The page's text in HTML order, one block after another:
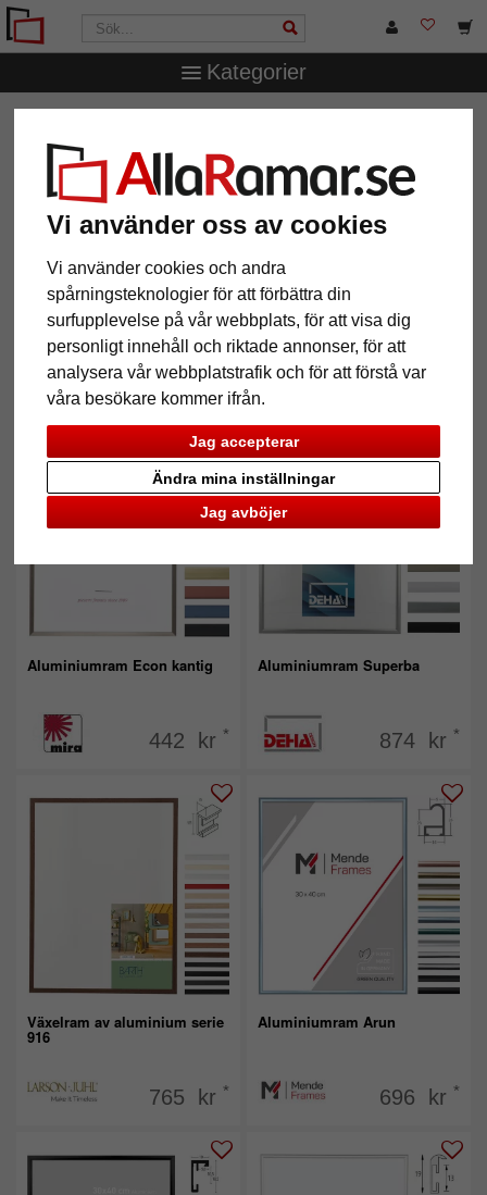
Vi använder oss av cookies
Vi använder cookies och andra
spårningsteknologier för att förbättra din
surfupplevelse på vår webbplats, för att visa dig
personligt innehåll och riktade annonser, för att
analysera vår webbplatstrafik och för att förstå var
våra besökare kommer ifrån.
Jag accepterar
Jag avböjer
Ändra mina inställningar
Kategorier
50x50
12 Artiklar Populärast
Grid
Aluminiumram Econ kantig
442 kr *
Aluminiumram Superba
874 kr *
Växelram av aluminium serie
916
765 kr *
Aluminiumram Arun
696 kr *